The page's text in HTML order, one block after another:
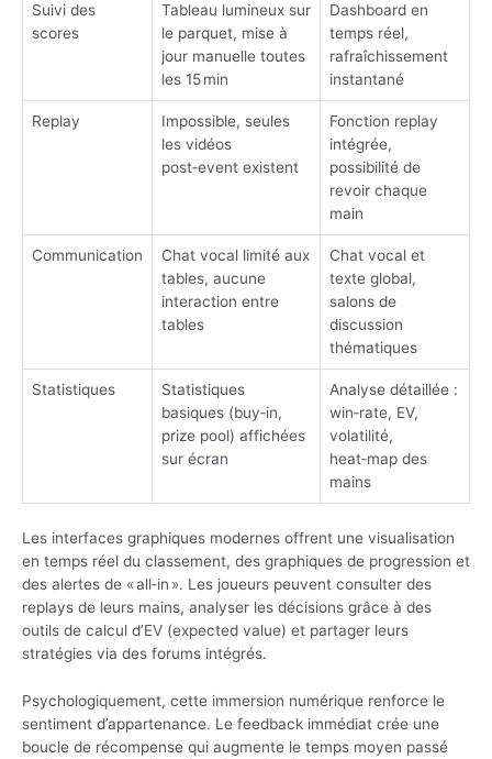
Suivi des
scores
Tableau lumineux sur
le parquet, mise à
jour manuelle toutes
les 15 min
Dashboard en
temps réel,
rafraîchissement
instantané
Replay
Impossible, seules
les vidéos
post‑event existent
Fonction replay
intégrée,
possibilité de
revoir chaque
main
Communication
Chat vocal limité aux
tables, aucune
interaction entre
tables
Chat vocal et
texte global,
salons de
discussion
thématiques
Statistiques
Statistiques
basiques (buy‑in,
prize pool) affichées
sur écran
Analyse détaillée :
win‑rate, EV,
volatilité,
heat‑map des
mains
Les interfaces graphiques modernes offrent une visualisation
en temps réel du classement, des graphiques de progression et
des alertes de « all‑in ». Les joueurs peuvent consulter des
replays de leurs mains, analyser les décisions grâce à des
outils de calcul d’EV (expected value) et partager leurs
stratégies via des forums intégrés.
Psychologiquement, cette immersion numérique renforce le
sentiment d’appartenance. Le feedback immédiat crée une
boucle de récompense qui augmente le temps moyen passé